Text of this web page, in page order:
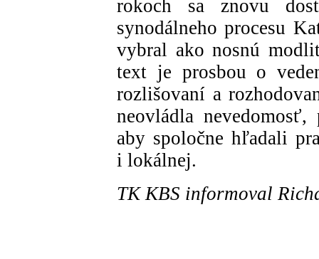
rokoch sa znovu
synodálneho procesu
vybral ako nosnú
text je prosbou o
rozlišovaní a
neovládla
aby spoločne hľadali
i lokálnej.
TK KBS informoval